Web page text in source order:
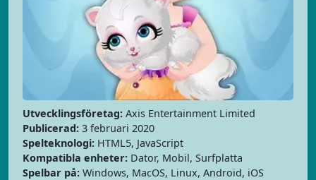
Utvecklingsföretag: Axis Entertainment Limited
Publicerad: 3 februari 2020
Spelteknologi: HTML5, JavaScript
Kompatibla enheter: Dator, Mobil, Surfplatta
Spelbar på: Windows, MacOS, Linux, Android, iOS